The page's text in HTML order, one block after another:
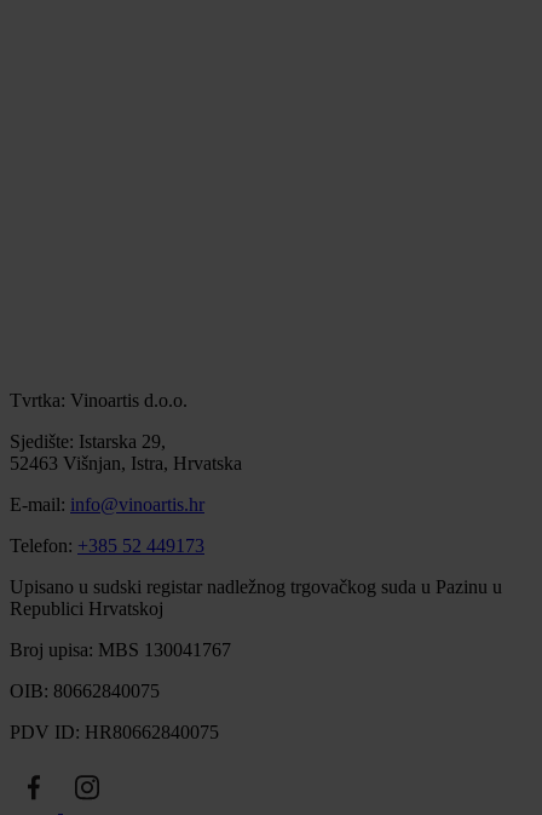
Tvrtka: Vinoartis d.o.o.
Sjedište: Istarska 29,
52463 Višnjan, Istra, Hrvatska
E-mail: info@vinoartis.hr
Telefon: +385 52 449173
Upisano u sudski registar nadležnog trgovačkog suda u Pazinu u
Republici Hrvatskoj
Broj upisa: MBS 130041767
OIB: 80662840075
PDV ID: HR80662840075